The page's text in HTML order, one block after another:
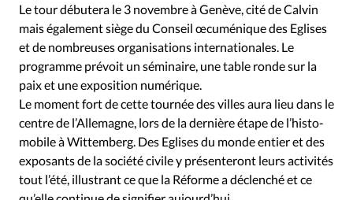
Le tour débutera le 3 novembre à Genève, cité de Calvin
mais également siège du Conseil œcuménique des Eglises
et de nombreuses organisations internationales. Le
programme prévoit un séminaire, une table ronde sur la
paix et une exposition numérique.
Le moment fort de cette tournée des villes aura lieu dans le
centre de l’Allemagne, lors de la dernière étape de l’histo-
mobile à Wittemberg. Des Eglises du monde entier et des
exposants de la société civile y présenteront leurs activités
tout l’été, illustrant ce que la Réforme a déclenché et ce